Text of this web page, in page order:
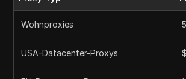
Wohnproxies
USA-Datacenter-Proxys